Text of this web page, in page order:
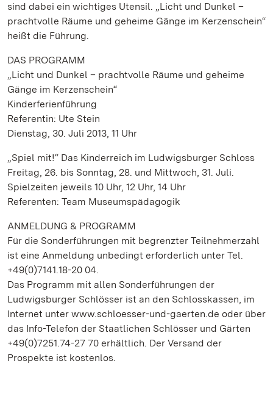
sind dabei ein wichtiges Utensil. „Licht und Dunkel –
prachtvolle Räume und geheime Gänge im Kerzenschein“
heißt die Führung.
DAS PROGRAMM
„Licht und Dunkel – prachtvolle Räume und geheime
Gänge im Kerzenschein“
Kinderferienführung
Referentin: Ute Stein
Dienstag, 30. Juli 2013, 11 Uhr
„Spiel mit!“ Das Kinderreich im Ludwigsburger Schloss
Freitag, 26. bis Sonntag, 28. und Mittwoch, 31. Juli.
Spielzeiten jeweils 10 Uhr, 12 Uhr, 14 Uhr
Referenten: Team Museumspädagogik
ANMELDUNG & PROGRAMM
Für die Sonderführungen mit begrenzter Teilnehmerzahl
ist eine Anmeldung unbedingt erforderlich unter Tel.
+49(0)7141.18-20 04.
Das Programm mit allen Sonderführungen der
Ludwigsburger Schlösser ist an den Schlosskassen, im
Internet unter www.schloesser-und-gaerten.de oder über
das Info-Telefon der Staatlichen Schlösser und Gärten
+49(0)7251.74-27 70 erhältlich. Der Versand der
Prospekte ist kostenlos.